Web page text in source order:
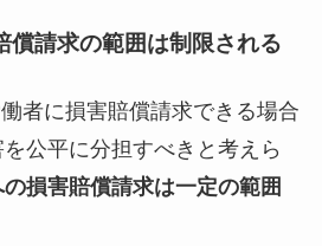
請求の範囲は制限される
者に損害賠償請求できる場合
公平に分担すべきと考えら
損害賠償請求は一定の範囲